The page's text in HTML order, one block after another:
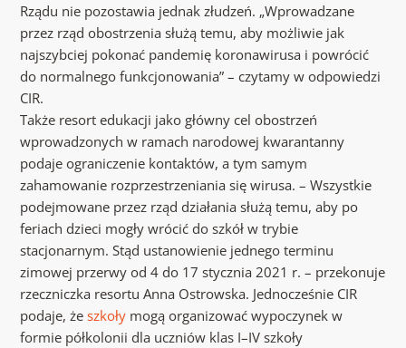
Rządu nie pozostawia jednak złudzeń. „Wprowadzane
przez rząd obostrzenia służą temu, aby możliwie jak
najszybciej pokonać pandemię koronawirusa i powrócić
do normalnego funkcjonowania” – czytamy w odpowiedzi
CIR.
Także resort edukacji jako główny cel obostrzeń
wprowadzonych w ramach narodowej kwarantanny
podaje ograniczenie kontaktów, a tym samym
zahamowanie rozprzestrzeniania się wirusa. – Wszystkie
podejmowane przez rząd działania służą temu, aby po
feriach dzieci mogły wrócić do szkół w trybie
stacjonarnym. Stąd ustanowienie jednego terminu
zimowej przerwy od 4 do 17 stycznia 2021 r. – przekonuje
rzeczniczka resortu Anna Ostrowska. Jednocześnie CIR
podaje, że szkołymogą organizować wypoczynek w
formie półkolonii dla uczniów klas I–IV szkoły